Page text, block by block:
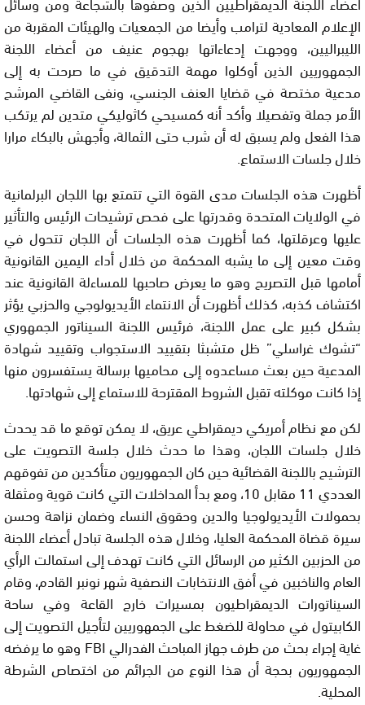
الإعلام المعادية لترامب وأيضا من الجمعيات والهيئات المقربة من
الليبراليين، ووجهت إدعاءاتها بهجوم عنيف من أعضاء اللجنة
الجمهوريين الذين أوكلوا مهمة التدقيق في ما صرحت به إلى
مدعية مختصة في قضايا العنف الجنسي، ونفى القاضي المرشح
الأمر جملة وتفصيلا وأكد أنه كمسيحي كاثوليكي متدين لم يرتكب
هذا الفعل ولم يسبق له أن شرب حتى الثمالة، وأجهش بالبكاء مرارا
خلال جلسات الاستماع.
أظهرت هذه الجلسات مدى القوة التي تتمتع بها اللجان البرلمانية
في الولايات المتحدة وقدرتها على فحص ترشيحات الرئيس والتأثير
عليها وعرقلتها، كما أظهرت هذه الجلسات أن اللجان تتحول في
وقت معين إلى ما يشبه المحكمة من خلال أداء اليمين القانونية
أمامها قبل التصريح وهو ما يعرض صاحبها للمساءلة القانونية عند
اكتشاف كذبه، كذلك أظهرت أن الانتماء الأيديولوجي والحزبي يؤثر
بشكل كبير على عمل اللجنة، فرئيس اللجنة السيناتور الجمهوري
“تشوك غراسلي” ظل متشبثا بتقييد الاستجواب وتقييد شهادة
المدعية حين بعث مساعدوه إلى محاميها برسالة يستفسرون منها
إذا كانت موكلته تقبل الشروط المقترحة للاستماع إلى شهادتها.
لكن مع نظام أمريكي ديمقراطي عريق، لا يمكن توقع ما قد يحدث
خلال جلسات اللجان، وهذا ما حدث خلال جلسة التصويت على
الترشيح باللجنة القضائية حين كان الجمهوريون متأكدين من تفوقهم
العددي 11 مقابل 10، ومع بدأ المداخلات التي كانت قوية ومثقلة
بحمولات الأيديولوجيا والدين وحقوق النساء وضمان نزاهة وحسن
سيرة قضاة المحكمة العليا، وخلال هذه الجلسة تبادل أعضاء اللجنة
من الحزبين الكثير من الرسائل التي كانت تهدف إلى استمالت الرأي
العام والناخبين في أفق الانتخابات النصفية شهر نونبر القادم، وقام
السيناتورات الديمقراطيون بمسيرات خارج القاعة وفي ساحة
الكابيتول في محاولة للضغط على الجمهوريين لتأجيل التصويت إلى
غاية إجراء بحث من طرف جهاز المباحث الفدرالي FBI وهو ما يرفضه
الجمهوريون بحجة أن هذا النوع من الجرائم من اختصاص الشرطة
المحلية.